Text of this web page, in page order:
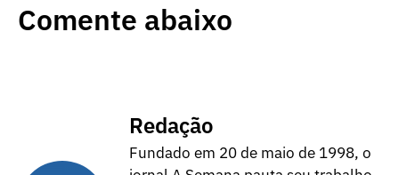
Comente abaixo
Redação
Fundado em 20 de maio de 1998, o